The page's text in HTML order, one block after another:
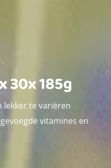
30x 185g
lekker te variëren
vitamines en